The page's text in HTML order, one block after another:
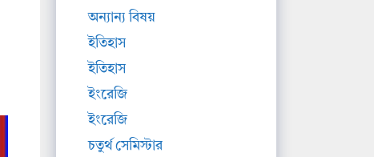
অন্যান্য বিষয়
ইতিহাস
ইতিহাস
ইংরেজি
ইংরেজি
চতুর্থ সেমিস্টার